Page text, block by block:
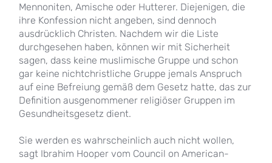
Mennoniten, Amische oder Hutterer. Diejenigen, die
ihre Konfession nicht angeben, sind dennoch
ausdrücklich Christen. Nachdem wir die Liste
durchgesehen haben, können wir mit Sicherheit
sagen, dass keine muslimische Gruppe und schon
gar keine nichtchristliche Gruppe jemals Anspruch
auf eine Befreiung gemäß dem Gesetz hatte, das zur
Definition ausgenommener religiöser Gruppen im
Gesundheitsgesetz dient.
Sie werden es wahrscheinlich auch nicht wollen,
sagt Ibrahim Hooper vom Council on American-